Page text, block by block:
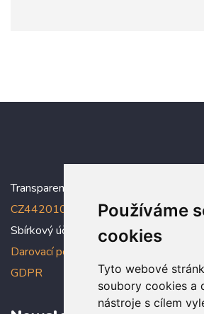
Používáme
cookies
Tyto webové
soubory cookies a
nástroje s cílem
Transparentní účet:
CZ4420100000005005005006
Sbírkový účet: 5005005022/2010
Darovací podmínky
GDPR